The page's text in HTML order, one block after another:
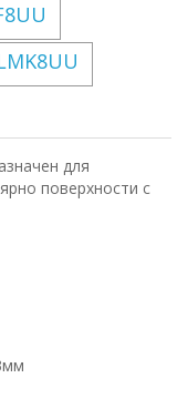
для
поверхности с